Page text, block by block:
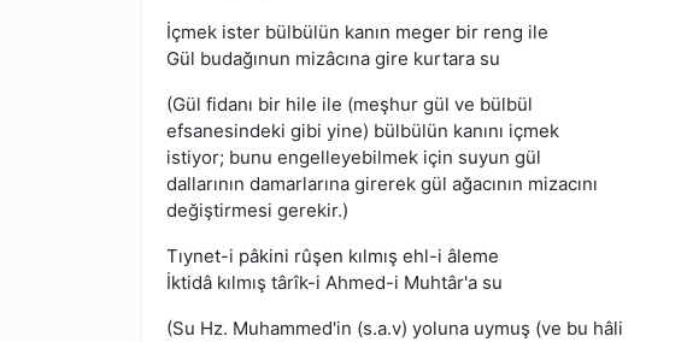
İçmek ister bülbülün kanın meger bir reng ile
Gül budağınun mizâcına gire kurtara su
(Gül fidanı bir hile ile (meşhur gül ve bülbül
efsanesindeki gibi yine) bülbülün kanını içmek
istiyor; bunu engelleyebilmek için suyun gül
dallarının damarlarına girerek gül ağacının mizacını
değiştirmesi gerekir.)
Tıynet-i pâkini rûşen kılmış ehl-i âleme
İktidâ kılmış târîk-i Ahmed-i Muhtâr'a su
(Su Hz. Muhammed'in (s.a.v) yoluna uymuş (ve bu hâli